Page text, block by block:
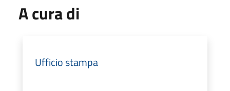
A cura di
Ufficio stampa